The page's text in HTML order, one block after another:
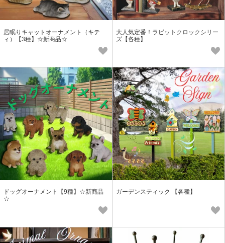
居眠りキャットオーナメント（キテ
ィ）【3種】☆新商品☆
大人気定番！ラビットクロックシリー
ズ【各種】
ドッグオーナメント【9種】☆新商品
☆
ガーデンスティック 【各種】